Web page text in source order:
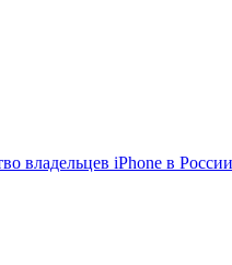
владельцев iPhone в